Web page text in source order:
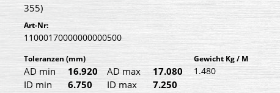
355)
Art-Nr:
11000170000000000500
Toleranzen (mm)
AD min 16.920 AD max
17.080
ID min
6.750 ID max
7.250
Gewicht Kg / M
1.480